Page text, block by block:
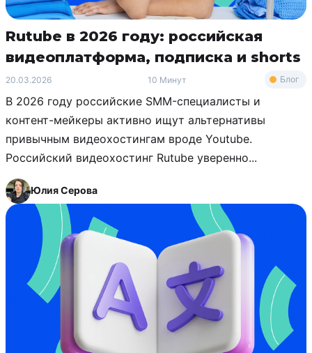
Rutube в 2026 году: российская
видеоплатформа, подписка и shorts
20.03.2026 10 Минут Блог
В 2026 году российские SMM-специалисты и
контент-мейкеры активно ищут альтернативы
привычным видеохостингам вроде Youtube.
Российский видеохостинг Rutube уверенно...
Юлия Серова